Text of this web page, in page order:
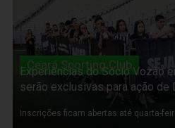
Ceará Sporting Club
Experiências do Sócio Vozão
serão exclusivas para ação de
Inscrições ficam abertas até quarta-